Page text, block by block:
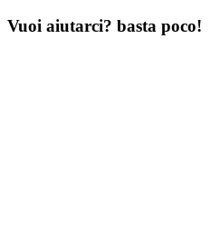
Vuoi aiutarci? basta poco!